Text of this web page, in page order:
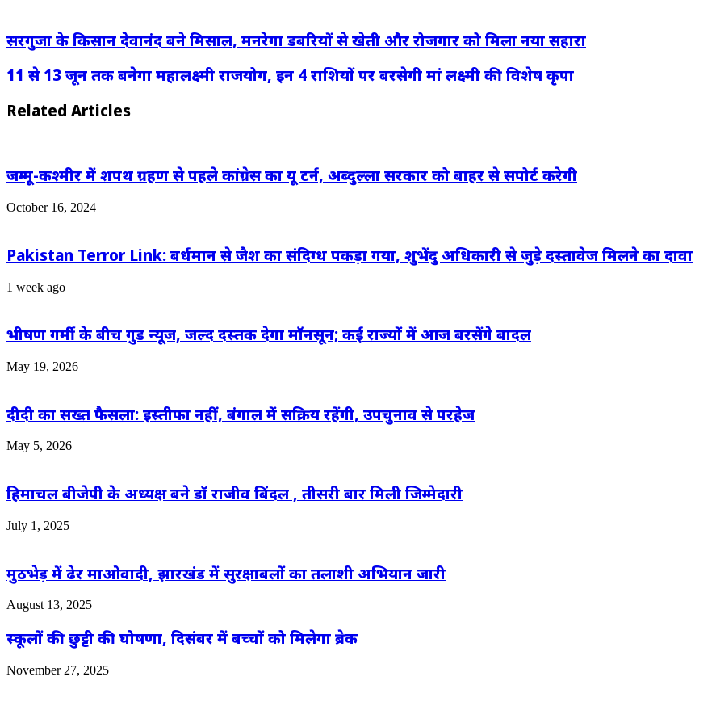
सरगुजा के किसान देवानंद बने मिसाल, मनरेगा डबरियों से खेती और रोजगार को मिला नया सहारा
11 से 13 जून तक बनेगा महालक्ष्मी राजयोग, इन 4 राशियों पर बरसेगी मां लक्ष्मी की विशेष कृपा
Related Articles
जम्मू-कश्मीर में शपथ ग्रहण से पहले कांग्रेस का यू टर्न, अब्दुल्ला सरकार को बाहर से सपोर्ट करेगी
October 16, 2024
Pakistan Terror Link: बर्धमान से जैश का संदिग्ध पकड़ा गया, शुभेंदु अधिकारी से जुड़े दस्तावेज मिलने का दावा
1 week ago
भीषण गर्मी के बीच गुड न्यूज, जल्द दस्तक देगा मॉनसून; कई राज्यों में आज बरसेंगे बादल
May 19, 2026
दीदी का सख्त फैसला: इस्तीफा नहीं, बंगाल में सक्रिय रहेंगी, उपचुनाव से परहेज
May 5, 2026
हिमाचल बीजेपी के अध्यक्ष बने डॉ राजीव बिंदल , तीसरी बार मिली जिम्मेदारी
July 1, 2025
मुठभेड़ में ढेर माओवादी, झारखंड में सुरक्षाबलों का तलाशी अभियान जारी
August 13, 2025
स्कूलों की छुट्टी की घोषणा, दिसंबर में बच्चों को मिलेगा ब्रेक
November 27, 2025